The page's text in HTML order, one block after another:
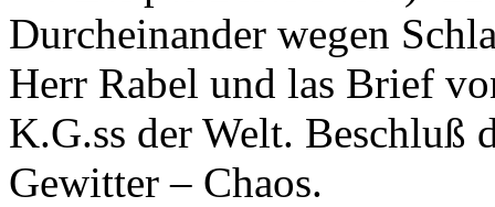
Durcheinander wegen
Herr Rabel und las Brief
K.G.ss der Welt. Beschluß
Gewitter – Chaos.